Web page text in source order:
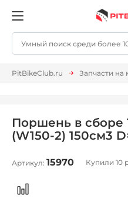
PitBikeClub.ru Запчасти на
Поршень в сборе
(W150-2) 150см3
Артикул: 15970 Купили 10